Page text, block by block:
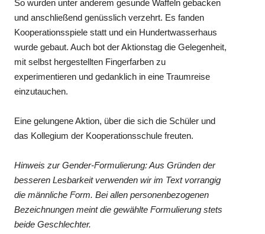
So wurden unter anderem gesunde Waffeln gebacken
und anschließend genüsslich verzehrt. Es fanden
Kooperationsspiele statt und ein Hundertwasserhaus
wurde gebaut. Auch bot der Aktionstag die Gelegenheit,
mit selbst hergestellten Fingerfarben zu
experimentieren und gedanklich in eine Traumreise
einzutauchen.
Eine gelungene Aktion, über die sich die Schüler und
das Kollegium der Kooperationsschule freuten.
Hinweis zur Gender-Formulierung: Aus Gründen der
besseren Lesbarkeit verwenden wir im Text vorrangig
die männliche Form. Bei allen personenbezogenen
Bezeichnungen meint die gewählte Formulierung stets
beide Geschlechter.